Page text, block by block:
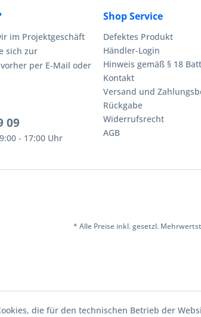
im Projektgeschäft
sich zur
per E-Mail oder
09
- 17:00 Uhr
Shop Service
Defektes Produkt
Händler-Login
Hinweis gemäß § 18
Kontakt
Versand und
Rückgabe
Widerrufsrecht
AGB
* Alle Preise inkl. gesetzl.
die für den technischen Betrieb der